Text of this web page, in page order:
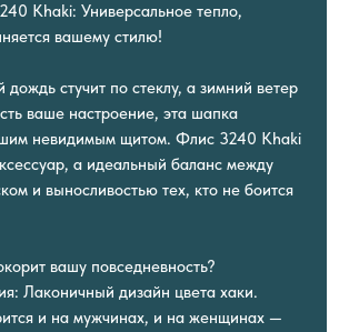
Khaki: Универсальное тепло,
вашему стилю!
дождь стучит по стеклу, а зимний ветер
ваше настроение, эта шапка
невидимым щитом. Флис 3240 Khaki
а идеальный баланс между
и выносливостью тех, кто не боится
вашу повседневность?
Лаконичный дизайн цвета хаки.
и на мужчинах, и на женщинах —